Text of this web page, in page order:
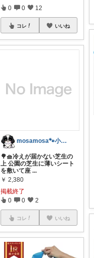
0 0 12
コレ いいね
mosamosa🐾小さめバッグの日々✨
🌳🧺冷えが届かない芝生の
上 公園の芝生に薄いシート
を敷いて座 ...
￥ 2,380
掲載終了
0 0 2
コレ いいね